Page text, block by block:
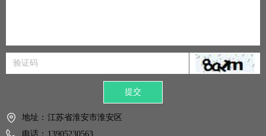
提交
地址： 江苏省淮安市淮安区
电话： 13905230563